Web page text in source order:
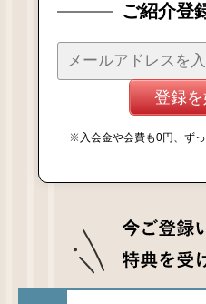
ご紹介登
登録
※入会金や会費も0円、ずっ